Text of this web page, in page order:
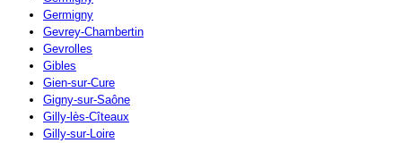
Germigny
Gevrey-Chambertin
Gevrolles
Gibles
Gien-sur-Cure
Gigny-sur-Saône
Gilly-lès-Cîteaux
Gilly-sur-Loire